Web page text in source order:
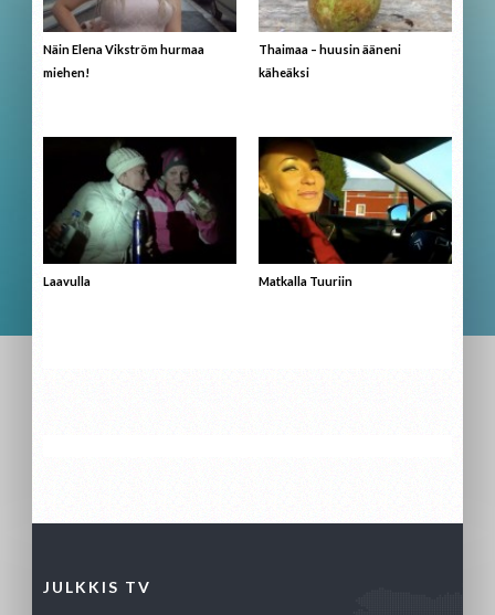
Näin Elena Vikström hurmaa
miehen!
Thaimaa – huusin ääneni
käheäksi
Laavulla Matkalla Tuuriin
JULKKIS TV